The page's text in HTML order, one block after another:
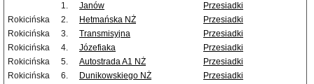
1.
Janów
Przesiadki
Rokicińska
2. Hetmańska NŻ
Przesiadki
Rokicińska
3. Transmisyjna
Przesiadki
Rokicińska
4. Józefiaka
Przesiadki
Rokicińska
5. Autostrada A1 NŻ
Przesiadki
Rokicińska
6. Dunikowskiego NŻ
Przesiadki